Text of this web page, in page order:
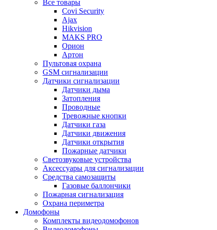
Все товары
Covi Security
Ajax
Hikvision
MAKS PRO
Орион
Артон
Пультовая охрана
GSM сигнализации
Датчики сигнализации
Датчики дыма
Затопления
Проводные
Тревожные кнопки
Датчики газа
Датчики движения
Датчики открытия
Пожарные датчики
Светозвуковые устройства
Аксессуары для сигнализации
Средства самозащиты
Газовые баллончики
Пожарная сигнализация
Охрана периметра
Домофоны
Комплекты видеодомофонов